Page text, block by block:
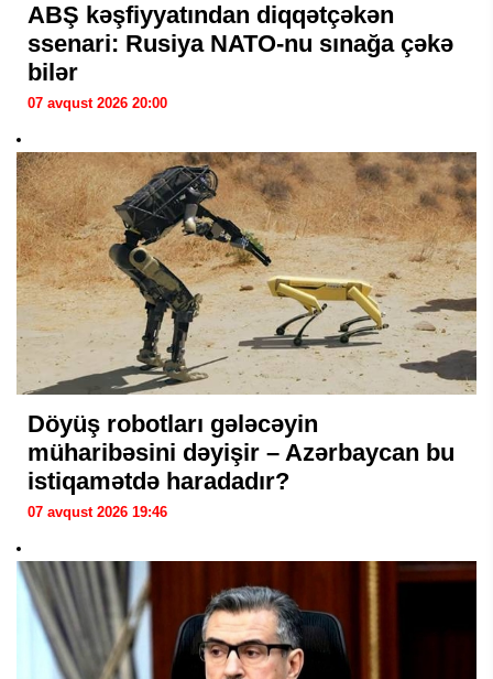
ABŞ kəşfiyyatından diqqətçəkən
ssenari: Rusiya NATO-nu sınağa çəkə
bilər
07 avqust 2026 20:00
Döyüş robotları gələcəyin
müharibəsini dəyişir – Azərbaycan bu
istiqamətdə haradadır?
07 avqust 2026 19:46